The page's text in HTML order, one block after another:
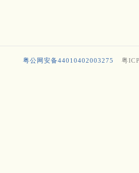
粤公网安备44010402003275 粤